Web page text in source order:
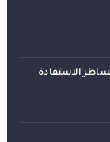
الاستفادة